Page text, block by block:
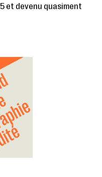
et devenu quasiment